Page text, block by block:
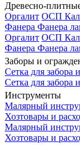
Древесно-
Оргалит ОСП
Фанера Фанера
Оргалит ОСП
Фанера Фанера
Заборы и
Сетка для забора
Сетка для забора
Инструменты
Малярный
Хозтовары и
Малярный
Хозтовары и